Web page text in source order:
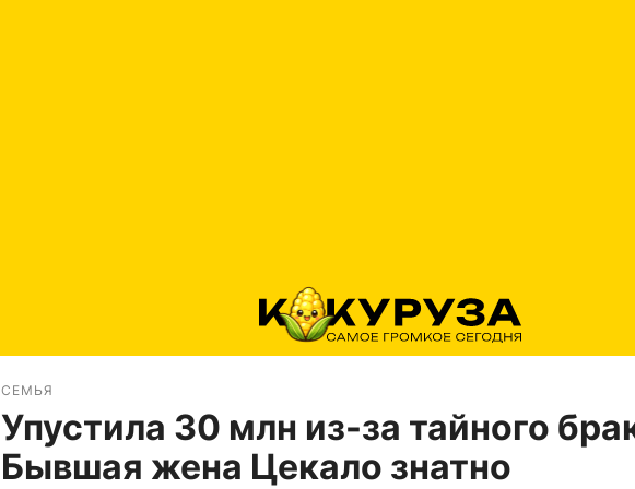
СЕМЬЯ
Упустила 30 млн из-за тайного
Бывшая жена Цекало знатно